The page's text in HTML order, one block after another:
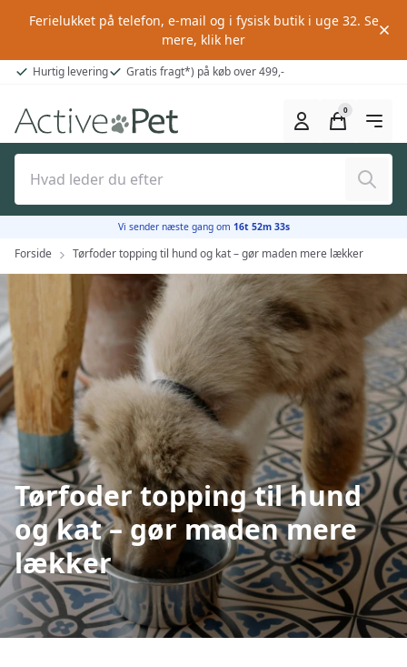
Ferielukket på telefon, e-mail og i fysisk butik i uge 32. Se
mere, klik her
Hurtig levering Gratis fragt*) på køb over 499,-
Søg
0
Forside Tørfoder topping til hund og kat – gør maden mere lækker
Vi sender næste gang om 16t 52m 32s
Tørfoder topping til hund
og kat – gør maden mere
lækker
null